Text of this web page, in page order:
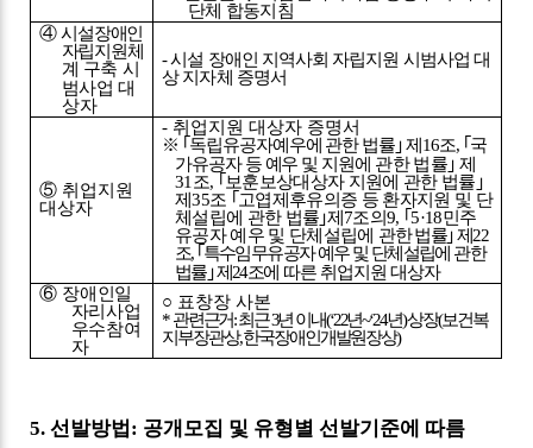
단체 합동지침
④ 시설장애인
자립지원체
계 구축 시
범사업 대
상자
-시설 장애인 지역사회 자립지원 시범사업 대
상 지자체 증명서
⑤ 취업지원
대상자
- 취업지원 대상자 증명서
※ ｢독립유공자예우에 관한 법률 ｣제 16조, ｢국
가유공자 등 예우 및 지원에 관한 법률 ｣ 제
31 조, ｢ 보훈보상대상자 지원에 관한 법률 ｣
제35조 ｢ 고엽제후유의증 등 환자지원 및 단
체설립에 관한 법률 ｣제 7조의9, ｢5·18민주
유공자 예우 및 단체설립에 관한 법률｣제 22
조, ｢특수임무유공자 예우 및 단체설립에 관한
법률｣제 24조에 따른 취업지원 대상자
⑥ 장애인일
자리사업
우수참여
자
○ 표창장 사본
*관련근거:최근3년 이내(‘22년~‘24년)상장(보건복
지부장관상,한국장애인개발원장상)
5.선발방법 : 공개모집 및 유형별 선발기준에 따름